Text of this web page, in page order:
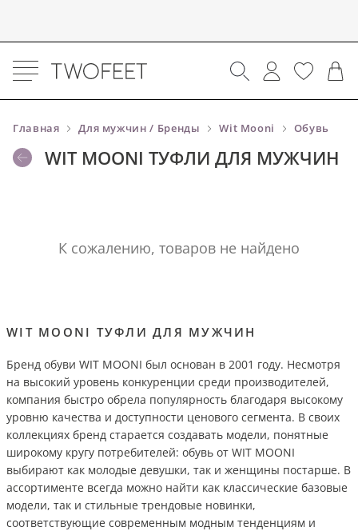
Главная Для мужчин / Бренды Wit Mooni Обувь
WIT MOONI ТУФЛИ ДЛЯ МУЖЧИН
К сожалению, товаров не найдено
WIT MOONI ТУФЛИ ДЛЯ МУЖЧИН
Бренд обуви WIT MOONI был основан в 2001 году. Несмотря
на высокий уровень конкуренции среди производителей,
компания быстро обрела популярность благодаря высокому
уровню качества и доступности ценового сегмента. В своих
коллекциях бренд старается создавать модели, понятные
широкому кругу потребителей: обувь от WIT MOONI
выбирают как молодые девушки, так и женщины постарше. В
ассортименте всегда можно найти как классические базовые
модели, так и стильные трендовые новинки,
соответствующие современным модным тенденциям и